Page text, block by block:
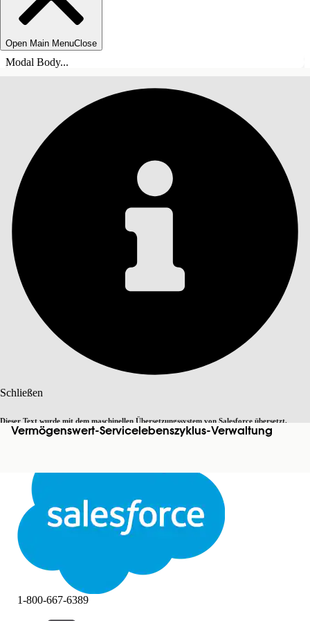
Open Main MenuClose
Modal Body...
Schließen
Dieser Text wurde mit dem maschinellen Übersetzungssystem von Salesforce übersetzt.
Weitere Details finden Siehier. Zu Englisch wechseln Nicht jetzt
Schließen
Vermögenswert-Servicelebenszyklus-Verwaltung
INHALT
1-800-667-6389